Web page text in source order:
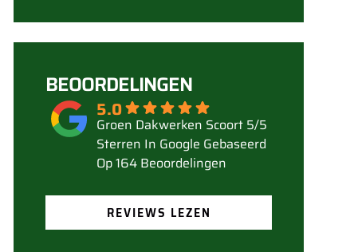
BEOORDELINGEN
5.0
Gebaseerd
Op 164 Beoordelingen
REVIEWS LEZEN